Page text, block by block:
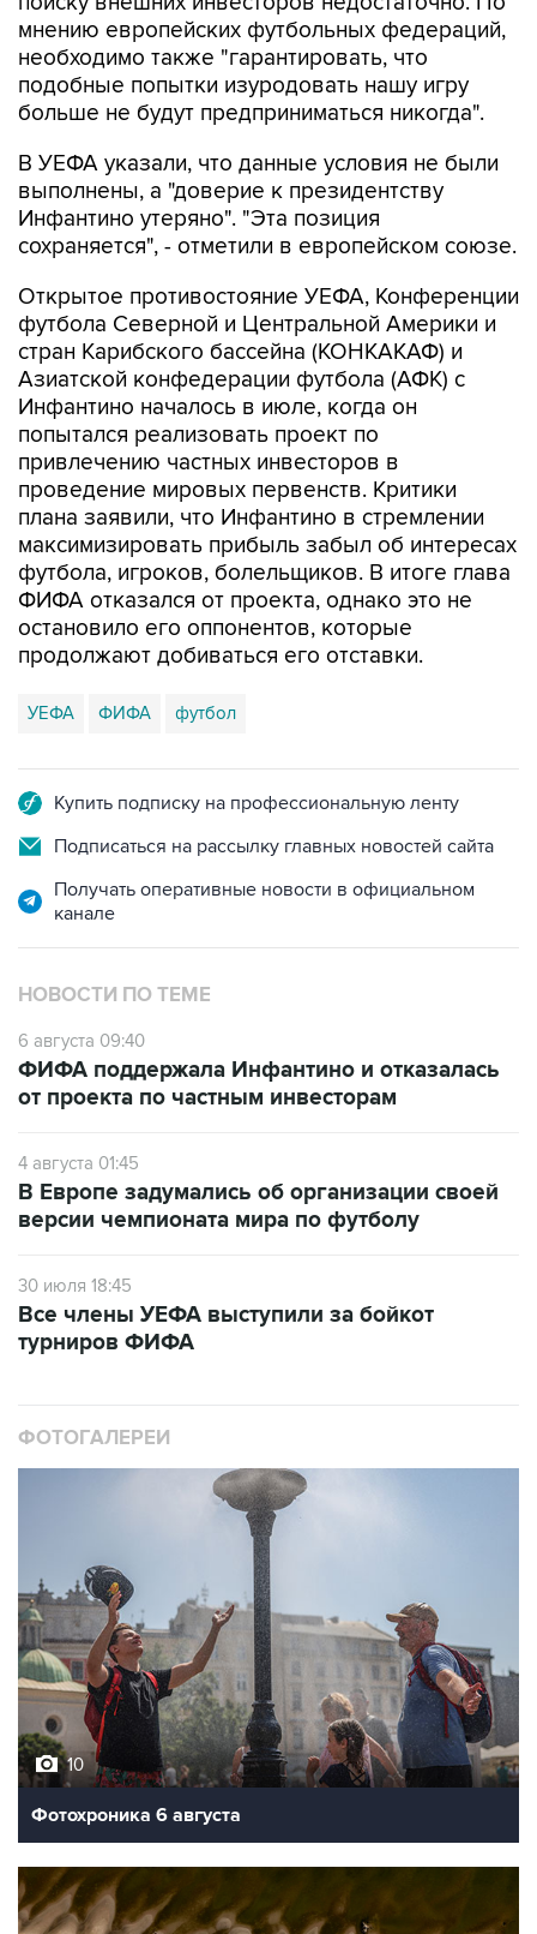
мнению европейских футбольных федераций,
необходимо также "гарантировать, что
подобные попытки изуродовать нашу игру
больше не будут предприниматься никогда".
В УЕФА указали, что данные условия не были
выполнены, а "доверие к президентству
Инфантино утеряно". "Эта позиция
сохраняется", - отметили в европейском союзе.
Открытое противостояние УЕФА, Конференции
футбола Северной и Центральной Америки и
стран Карибского бассейна (КОНКАКАФ) и
Азиатской конфедерации футбола (АФК) с
Инфантино началось в июле, когда он
попытался реализовать проект по
привлечению частных инвесторов в
проведение мировых первенств. Критики
плана заявили, что Инфантино в стремлении
максимизировать прибыль забыл об интересах
футбола, игроков, болельщиков. В итоге глава
ФИФА отказался от проекта, однако это не
остановило его оппонентов, которые
продолжают добиваться его отставки.
УЕФА ФИФА футбол
Купить подписку на профессиональную ленту
Подписаться на рассылку главных новостей сайта
Получать оперативные новости в официальном
канале
НОВОСТИ ПО ТЕМЕ
6 августа 09:40
ФИФА поддержала Инфантино и отказалась
от проекта по частным инвесторам
4 августа 01:45
В Европе задумались об организации своей
версии чемпионата мира по футболу
30 июля 18:45
Все члены УЕФА выступили за бойкот
турниров ФИФА
ФОТОГАЛЕРЕИ
10
Фотохроника 6 августа